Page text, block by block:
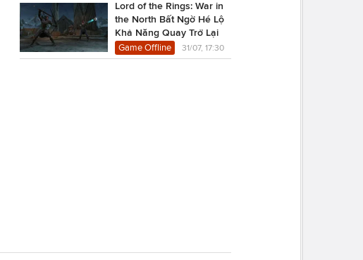
Lord of the Rings: War in
the North Bất Ngờ Hé Lộ
Khả Năng Quay Trở Lại
Game Offline 31/07, 17:30